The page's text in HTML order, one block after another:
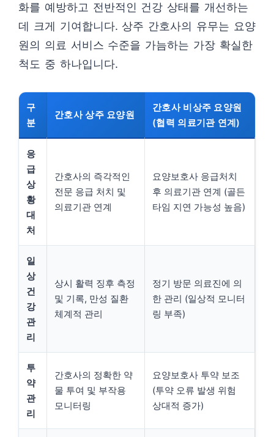
화를 예방하고 전반적인 건강 상태를 개선하는
데 크게 기여합니다. 상주 간호사의 유무는 요양
원의 의료 서비스 수준을 가늠하는 가장 확실한
척도 중 하나입니다.
구
분
간호사 상주 요양원
간호사 비상주 요양원
(협력 의료기관 연계)
응
급
상
황
대
처
간호사의 즉각적인
전문 응급 처치 및
의료기관 연계
요양보호사 응급처치
후 의료기관 연계 (골든
타임 지연 가능성 높음)
일
상
건
강
관
리
상시 활력 징후 측정
및 기록, 만성 질환
체계적 관리
정기 방문 의료진에 의
한 관리 (일상적 모니터
링 부족)
투
약
관
리
간호사의 정확한 약
물 투여 및 부작용
모니터링
요양보호사 투약 보조
(투약 오류 발생 위험
상대적 증가)